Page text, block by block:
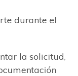
durante el
la solicitud,